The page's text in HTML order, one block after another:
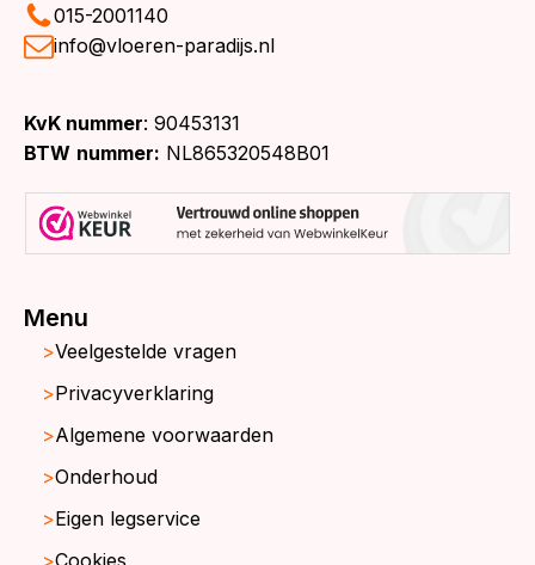
015-2001140
info@vloeren-paradijs.nl
KvK nummer: 90453131
BTW nummer: NL865320548B01
Menu
Veelgestelde vragen
Privacyverklaring
Algemene voorwaarden
Onderhoud
Eigen legservice